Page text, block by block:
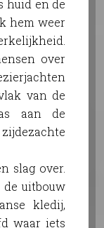
huid en de
hem weer
over
van de
aan de
slag over.
uitbouw
kledij,
waar iets